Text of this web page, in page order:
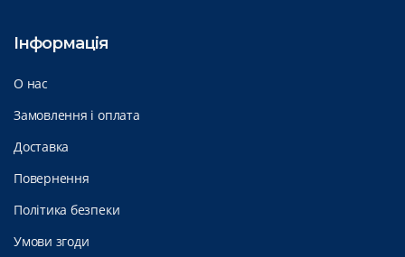
Інформація
О нас
Замовлення і оплата
Доставка
Повернення
Політика безпеки
Умови згоди